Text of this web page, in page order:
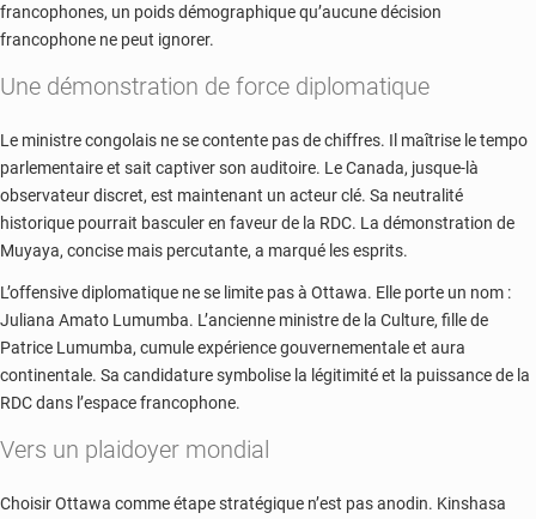
francophones, un poids démographique qu’aucune décision
francophone ne peut ignorer.
Une démonstration de force diplomatique
Le ministre congolais ne se contente pas de chiffres. Il maîtrise le tempo
parlementaire et sait captiver son auditoire. Le Canada, jusque-là
observateur discret, est maintenant un acteur clé. Sa neutralité
historique pourrait basculer en faveur de la RDC. La démonstration de
Muyaya, concise mais percutante, a marqué les esprits.
L’offensive diplomatique ne se limite pas à Ottawa. Elle porte un nom :
Juliana Amato Lumumba. L’ancienne ministre de la Culture, fille de
Patrice Lumumba, cumule expérience gouvernementale et aura
continentale. Sa candidature symbolise la légitimité et la puissance de la
RDC dans l’espace francophone.
Vers un plaidoyer mondial
Choisir Ottawa comme étape stratégique n’est pas anodin. Kinshasa